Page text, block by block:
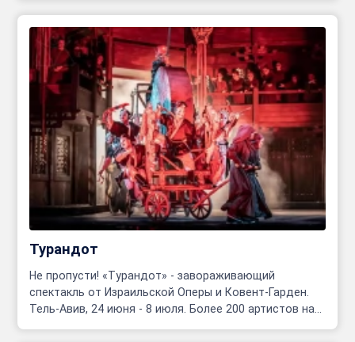
Турандот
Не пропусти! «Турандот» - завораживающий
спектакль от Израильской Оперы и Ковент-Гарден.
Тель-Авив, 24 июня - 8 июля. Более 200 артистов на